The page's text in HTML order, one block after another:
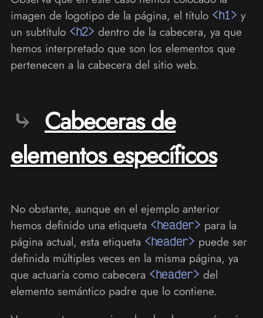
imagen de logotipo de la página, el título <h1> y
un subtítulo <h2> dentro de la cabecera, ya que
hemos interpretado que son los elementos que
pertenecen a la cabecera del sitio web.
Cabeceras de
elementos específicos
No obstante, aunque en el ejemplo anterior
hemos definido una etiqueta <header> para la
página actual, esta etiqueta <header> puede ser
definida múltiples veces en la misma página, ya
que actuaría como cabecera <header> del
elemento semántico padre que lo contiene.